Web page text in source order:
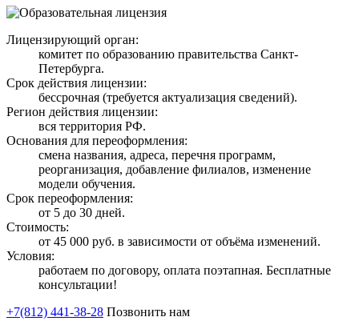
Лицензирующий орган:
комитет по образованию правительства Санкт-
Петербурга.
Срок действия лицензии:
бессрочная (требуется актуализация сведений).
Регион действия лицензии:
вся территория РФ.
Основания для переоформления:
смена названия, адреса, перечня программ,
реорганизация, добавление филиалов, изменение
модели обучения.
Срок переоформления:
от 5 до 30 дней.
Стоимость:
от 45 000 руб. в зависимости от объёма изменений.
Условия:
работаем по договору, оплата поэтапная. Бесплатные
консультации!
+7(812) 441-38-28 Позвонить нам